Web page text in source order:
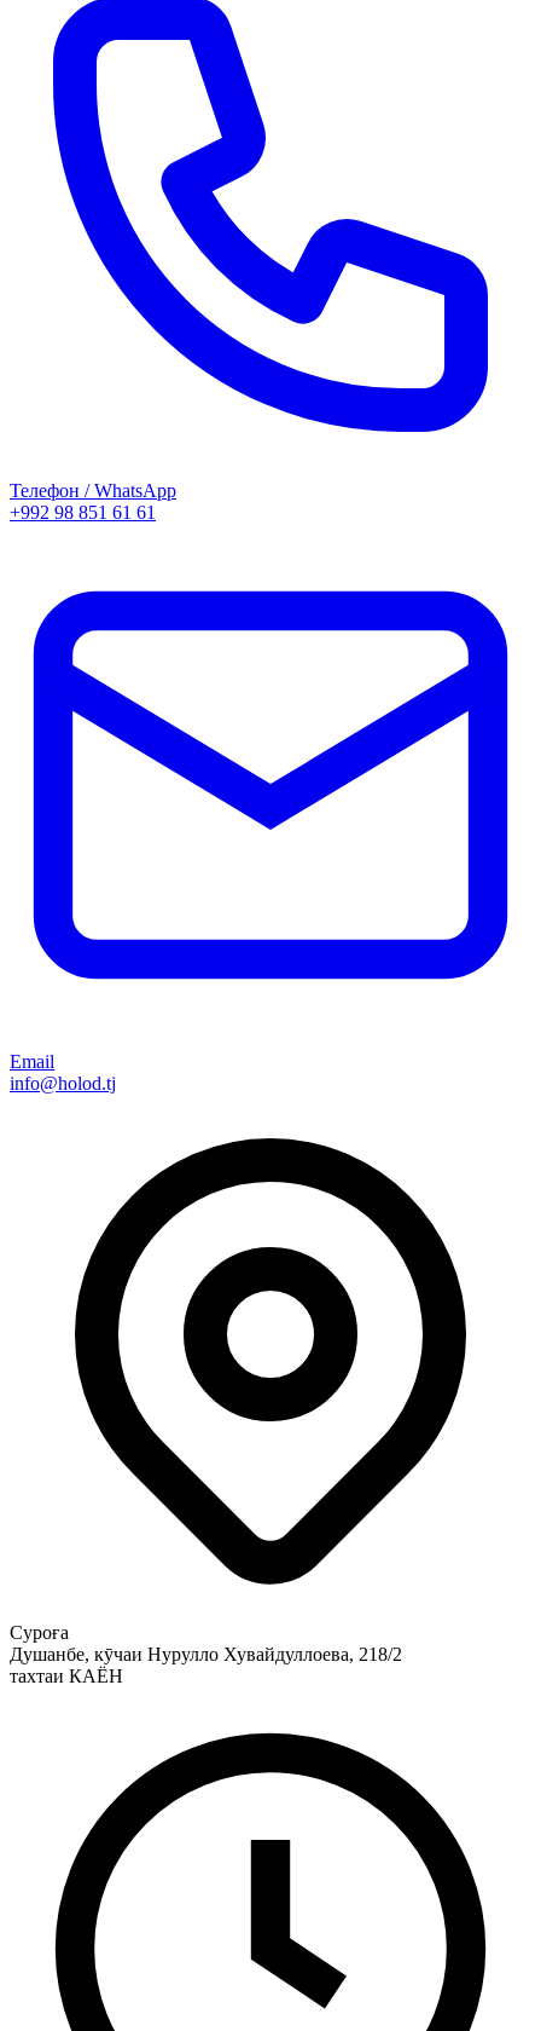
Телефон / WhatsApp
+992 98 851 61 61
Email
info@holod.tj
Суроға
Душанбе, кӯчаи Нурулло Хувайдуллоева, 218/2
тахтаи КАЁН